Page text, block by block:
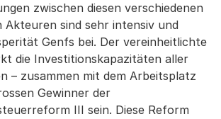
zwischen diesen verschiedenen
sind sehr intensiv und
Genfs bei. Der vereinheitlichte
die Investitionskapazitäten aller
– zusammen mit dem Arbeitsplatz
Gewinner der
III sein. Diese Reform